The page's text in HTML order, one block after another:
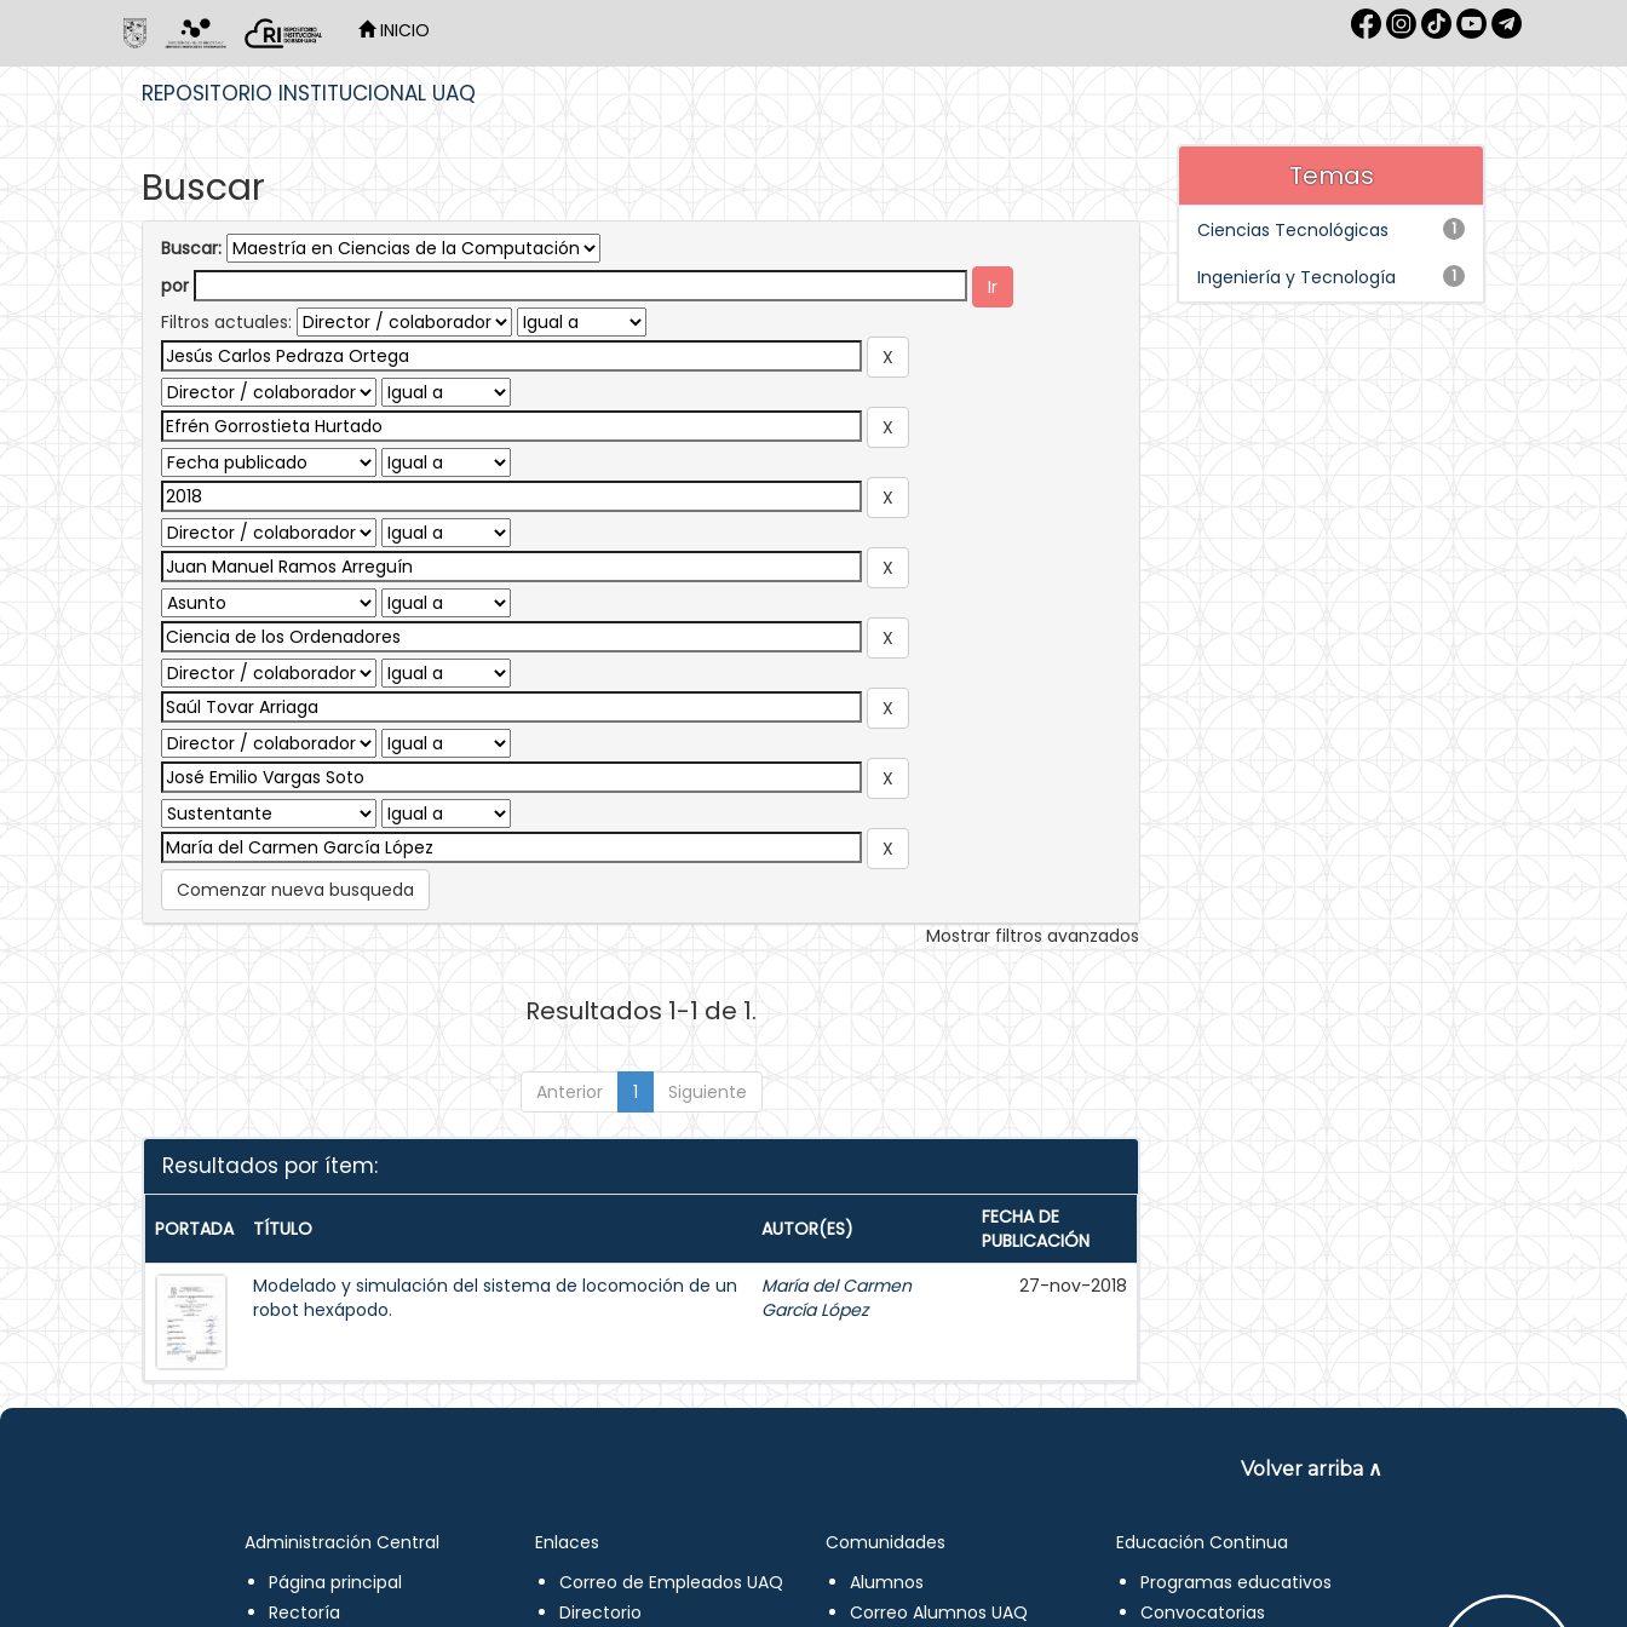
INICIO
REPOSITORIO INSTITUCIONAL UAQ
Buscar
Buscar:
por
Filtros actuales:
Comenzar nueva busqueda
Mostrar filtros avanzados
Resultados 1-1 de 1.
Anterior 1 Siguiente
Resultados por ítem:
PORTADA TÍTULO AUTOR(ES)
FECHA DE
PUBLICACIÓN
Modelado y simulación del sistema de locomoción de un
robot hexápodo.
María del Carmen
García López
27-nov-2018
Temas
1
Ciencias Tecnológicas
1
Ingeniería y Tecnología
Volver arriba ∧
Administración Central
Página principal
Rectoría
Enlaces
Correo de Empleados UAQ
Directorio
Comunidades
Alumnos
Correo Alumnos UAQ
Educación Continua
Programas educativos
Convocatorias